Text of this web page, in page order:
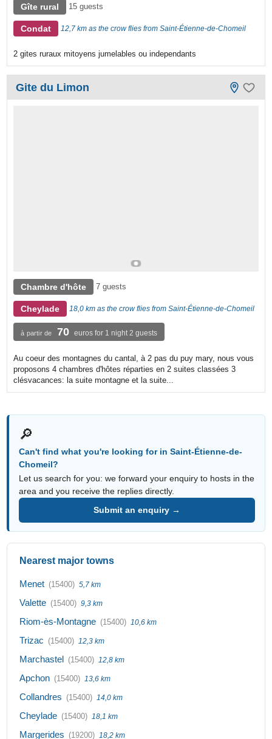
Gîte rural 15 guests
Condat 12,7 km as the crow flies from Saint-Étienne-de-Chomeil
2 gites ruraux mitoyens jumelables ou independants
Gite du Limon
Chambre d'hôte 7 guests
Cheylade 18,0 km as the crow flies from Saint-Étienne-de-Chomeil
à partir de 70 euros for 1 night 2 guests
Au coeur des montagnes du cantal, à 2 pas du puy mary, nous vous
proposons 4 chambres d'hôtes réparties en 2 suites classées 3
clésvacances: la suite montagne et la suite...
🔎
Can't find what you're looking for in Saint-Étienne-de-
Chomeil?
Let us search for you: we forward your enquiry to hosts in the
area and you receive the replies directly.
Submit an enquiry →
Nearest major towns
Menet (15400) 5,7 km
Valette (15400) 9,3 km
Riom-ès-Montagne (15400) 10,6 km
Trizac (15400) 12,3 km
Marchastel (15400) 12,8 km
Apchon (15400) 13,6 km
Collandres (15400) 14,0 km
Cheylade (15400) 18,1 km
Margerides (19200) 18,2 km